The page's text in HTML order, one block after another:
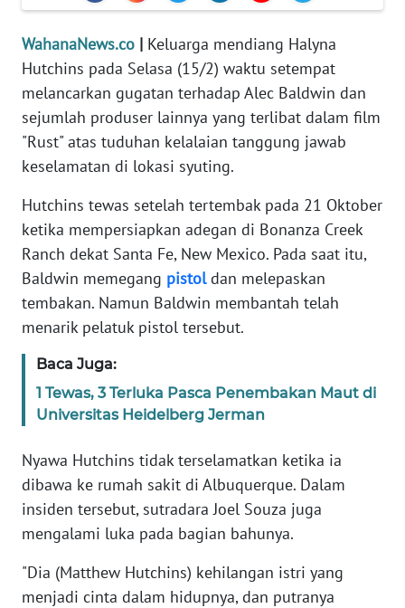
WahanaNews.co | Keluarga mendiang Halyna
Hutchins pada Selasa (15/2) waktu setempat
melancarkan gugatan terhadap Alec Baldwin dan
sejumlah produser lainnya yang terlibat dalam film
"Rust" atas tuduhan kelalaian tanggung jawab
keselamatan di lokasi syuting.
Hutchins tewas setelah tertembak pada 21 Oktober
ketika mempersiapkan adegan di Bonanza Creek
Ranch dekat Santa Fe, New Mexico. Pada saat itu,
Baldwin memegang pistoldan melepaskan
tembakan. Namun Baldwin membantah telah
menarik pelatuk pistol tersebut.
Baca Juga:
1 Tewas, 3 Terluka Pasca Penembakan Maut di
Universitas Heidelberg Jerman
Nyawa Hutchins tidak terselamatkan ketika ia
dibawa ke rumah sakit di Albuquerque. Dalam
insiden tersebut, sutradara Joel Souza juga
mengalami luka pada bagian bahunya.
"Dia (Matthew Hutchins) kehilangan istri yang
menjadi cinta dalam hidupnya, dan putranya
OPINI
EDITORIAL
Informasi
BERITA
KONTAK
KAMI
INFO
IKLAN
KAMI
MEDIA
SIBER
REDAKSI
KARIR